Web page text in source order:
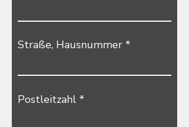
Straße, Hausnummer
Postleitzahl